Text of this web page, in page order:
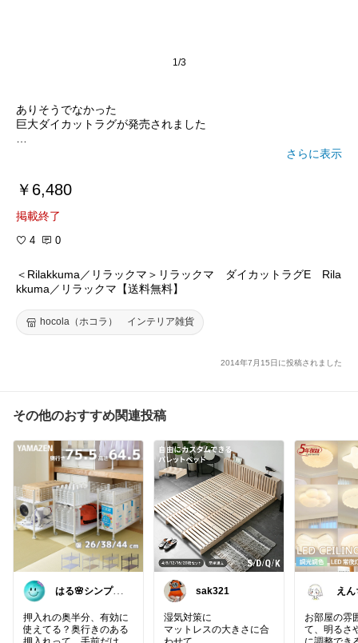
1/3
ありそうでなかった
巨大ダイカットラグが発売されました
さらに表示
￥6,480
掲載終了
4 0
＜Rilakkuma／リラックマ＞リラックマ ダイカットラグE Rila
kkuma／リラックマ【送料無料】
hocola（ホコラ） インテリア雑貨
2014年7月15日に投稿されました
その他のおすすめ関連投稿
はる🌸シンプル
押入れの奥半分、有効に
使えてる？奥行きのある
sak321
湿気対策に
マットレスの大きさに合
え
お部屋の雰
て、明るさ